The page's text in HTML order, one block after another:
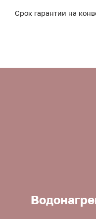
Срок гарантии на